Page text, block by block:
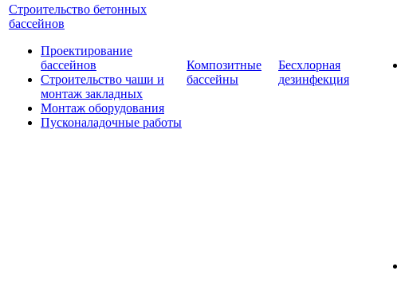
Строительство бетонных
бассейнов
Проектирование
бассейнов
Строительство чаши и
монтаж закладных
Монтаж оборудования
Пусконаладочные работы
Композитные
бассейны
Бесхлорная
дезинфекция